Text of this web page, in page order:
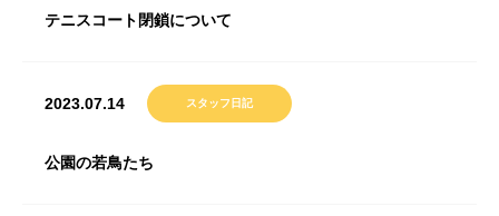
テニスコート閉鎖について
2023.07.14 スタッフ日記
公園の若鳥たち